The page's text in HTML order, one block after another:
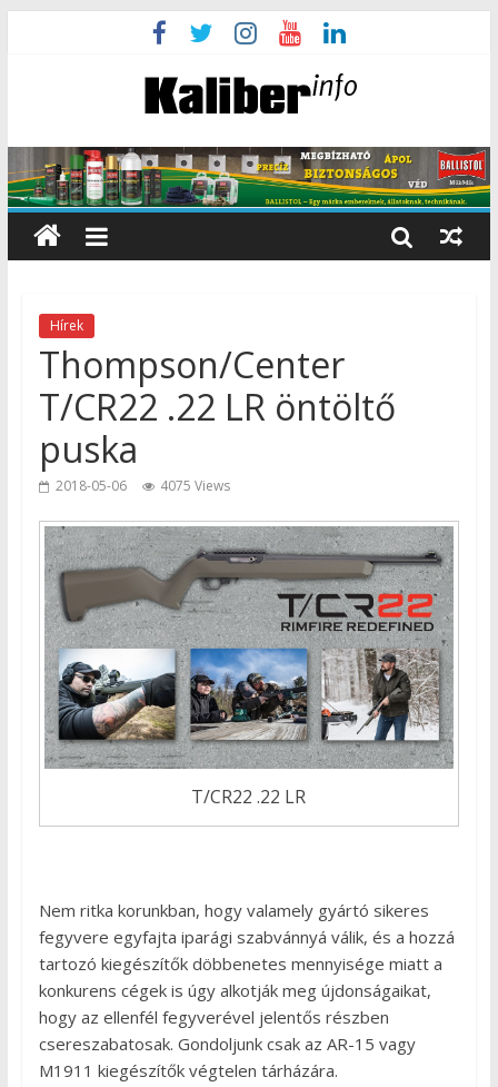
Hírek
Thompson/Center
T/CR22 .22 LR öntöltő
puska
2018-05-06 4075 Views
T/CR22 .22 LR
Nem ritka korunkban, hogy valamely gyártó sikeres
fegyvere egyfajta iparági szabvánnyá válik, és a hozzá
tartozó kiegészítők döbbenetes mennyisége miatt a
konkurens cégek is úgy alkotják meg újdonságaikat,
hogy az ellenfél fegyverével jelentős részben
csereszabatosak. Gondoljunk csak az AR-15 vagy
M1911 kiegészítők végtelen tárházára.